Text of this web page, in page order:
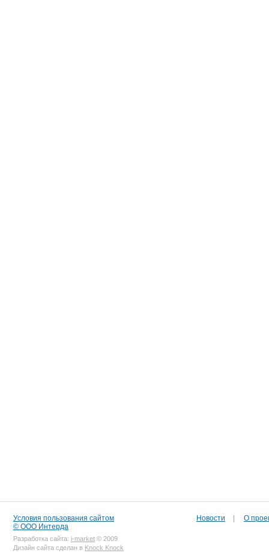
Условия пользования сайтом
© ООО Интерда
Разработка сайта: i-market © 2009
Дизайн сайта сделан в Knock Knock
Новости О